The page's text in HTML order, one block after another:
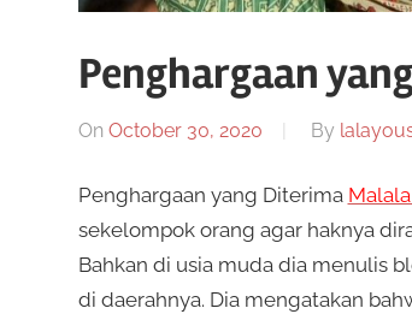
Penghargaan
On October 30, 2020 By
Penghargaan yang Diterima
sekelompok orang agar haknya
Bahkan di usia muda dia menulis
di daerahnya. Dia mengatakan